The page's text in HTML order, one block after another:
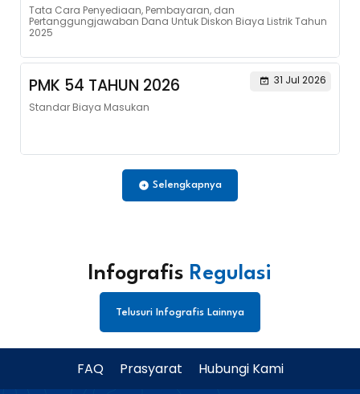
Tata Cara Penyediaan, Pembayaran, dan
Pertanggungjawaban Dana Untuk Diskon Biaya Listrik Tahun
2025
PMK 54 TAHUN 2026
31 Jul 2026
Standar Biaya Masukan
Selengkapnya
Infografis Regulasi
Telusuri Infografis Lainnya
FAQ Prasyarat Hubungi Kami